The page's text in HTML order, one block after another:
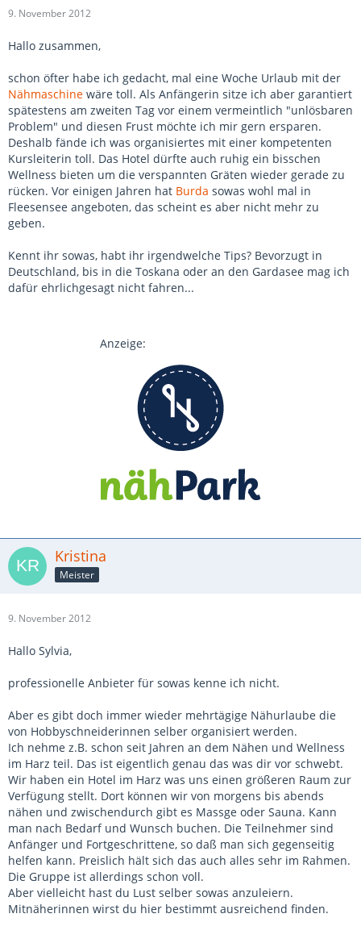
9. November 2012
Hallo zusammen,
schon öfter habe ich gedacht, mal eine Woche Urlaub mit der
Nähmaschine wäre toll. Als Anfängerin sitze ich aber garantiert
spätestens am zweiten Tag vor einem vermeintlich "unlösbaren
Problem" und diesen Frust möchte ich mir gern ersparen.
Deshalb fände ich was organisiertes mit einer kompetenten
Kursleiterin toll. Das Hotel dürfte auch ruhig ein bisschen
Wellness bieten um die verspannten Gräten wieder gerade zu
rücken. Vor einigen Jahren hat Burda sowas wohl mal in
Fleesensee angeboten, das scheint es aber nicht mehr zu
geben.
Kennt ihr sowas, habt ihr irgendwelche Tips? Bevorzugt in
Deutschland, bis in die Toskana oder an den Gardasee mag ich
dafür ehrlichgesagt nicht fahren...
Anzeige:
Kristina
Meister
9. November 2012
Hallo Sylvia,
professionelle Anbieter für sowas kenne ich nicht.
Aber es gibt doch immer wieder mehrtägige Nähurlaube die
von Hobbyschneiderinnen selber organisiert werden.
Ich nehme z.B. schon seit Jahren an dem Nähen und Wellness
im Harz teil. Das ist eigentlich genau das was dir vor schwebt.
Wir haben ein Hotel im Harz was uns einen größeren Raum zur
Verfügung stellt. Dort können wir von morgens bis abends
nähen und zwischendurch gibt es Massge oder Sauna. Kann
man nach Bedarf und Wunsch buchen. Die Teilnehmer sind
Anfänger und Fortgeschrittene, so daß man sich gegenseitig
helfen kann. Preislich hält sich das auch alles sehr im Rahmen.
Die Gruppe ist allerdings schon voll.
Aber vielleicht hast du Lust selber sowas anzuleiern.
Mitnäherinnen wirst du hier bestimmt ausreichend finden.